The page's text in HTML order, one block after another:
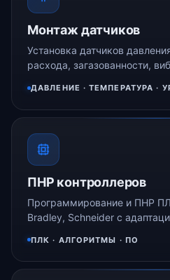
Монтаж датчиков
Установка датчиков
расхода, загазованности,
ДАВЛЕНИЕ · ТЕМПЕРАТУРА ·
ПНР контроллеров
Программирование и ПНР
Bradley, Schneider с
ПЛК · АЛГОРИТМЫ · ПО